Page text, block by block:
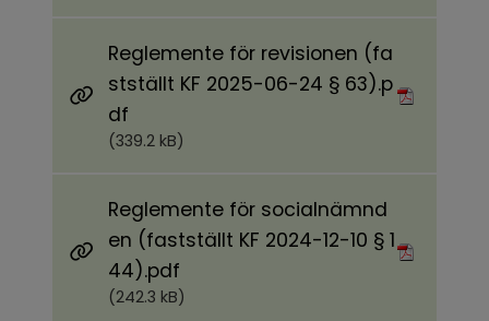
Reglemente för revisionen (fa
stställt KF 2025-06-24 § 63).p
df
(339.2 kB)
Reglemente för socialnämnd
en (fastställt KF 2024-12-10 § 1
44).pdf
(242.3 kB)